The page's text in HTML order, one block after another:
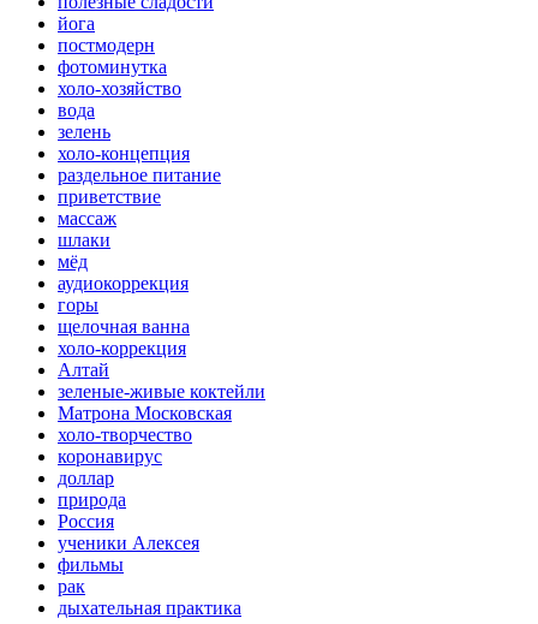
йога
постмодерн
фотоминутка
холо-хозяйство
вода
зелень
холо-концепция
раздельное питание
приветствие
массаж
шлаки
мёд
аудиокоррекция
горы
щелочная ванна
холо-коррекция
Алтай
зеленые-живые коктейли
Матрона Московская
холо-творчество
коронавирус
доллар
природа
Россия
ученики Алексея
фильмы
рак
дыхательная практика